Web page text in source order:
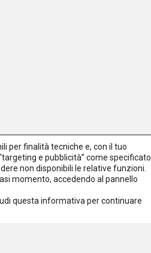
per finalità tecniche e, con il tuo
e pubblicità” come specificato
non disponibili le relative funzioni.
momento, accedendo al pannello
questa informativa per continuare